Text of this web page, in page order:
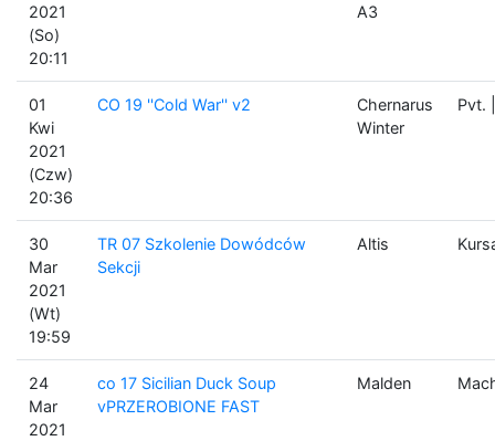
2021
(So)
20:11
A3
01
Kwi
2021
(Czw)
20:36
CO 19 ''Cold War'' v2
Chernarus
Winter
Pvt.
30
Mar
2021
(Wt)
19:59
TR 07 Szkolenie Dowódców
Sekcji
Altis
24
Mar
2021
co 17 Sicilian Duck Soup
vPRZEROBIONE FAST
Malden